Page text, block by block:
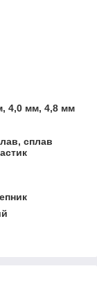
4,0 мм, 4,8 мм
сплав